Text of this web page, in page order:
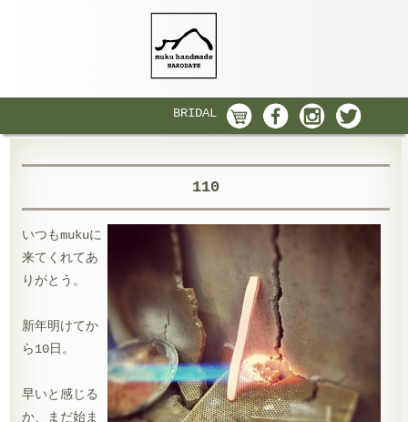
BRIDAL
110
いつもmukuに
来てくれてあ
りがとう。
新年明けてか
ら10日。
早いと感じる
か、まだ始ま